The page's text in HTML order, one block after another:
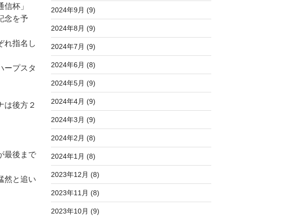
杯」
念を予
れ指名し
ープスタ
は後方２
最後まで
然と追い
2024年9月 (9)
2024年8月 (9)
2024年7月 (9)
2024年6月 (8)
2024年5月 (9)
2024年4月 (9)
2024年3月 (9)
2024年2月 (8)
2024年1月 (8)
2023年12月 (8)
2023年11月 (8)
2023年10月 (9)